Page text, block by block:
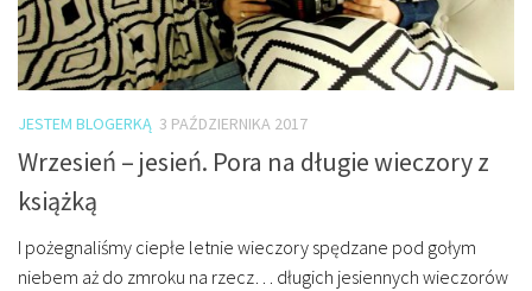
Jestem
Jestem kobietą
Jestem panią domu
Książki dla dzieci
Poza tym
JESTEM BLOGERKĄ 3 PAŹDZIERNIKA 2017
Wrzesień – jesień. Pora na długie wieczory z
książką
I pożegnaliśmy ciepłe letnie wieczory spędzane pod gołym
niebem aż do zmroku na rzecz… długich jesiennych wieczorów